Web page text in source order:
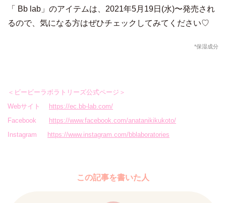
「 Bb lab」のアイテムは、2021年5月19日(水)〜発売され
るので、気になる方はぜひチェックしてみてください♡
*保湿成分
＜ビービーラボラトリーズ公式ページ＞
Webサイト
https://ec.bb-lab.com/
Facebook
https://www.facebook.com/anatanikikukoto/
Instagram
https://www.instagram.com/bblaboratories
この記事を書いた人